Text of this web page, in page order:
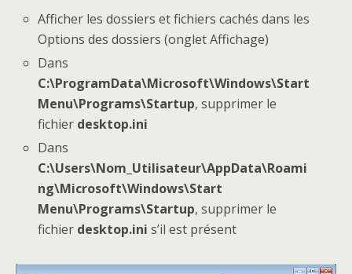
Afficher les dossiers et fichiers cachés dans les
Options des dossiers (onglet Affichage)
Dans
C:\ProgramData\Microsoft\Windows\Start
Menu\Programs\Startup, supprimer le
fichier desktop.ini
Dans
C:\Users\Nom_Utilisateur\AppData\Roami
ng\Microsoft\Windows\Start
Menu\Programs\Startup, supprimer le
fichier desktop.ini s’il est présent